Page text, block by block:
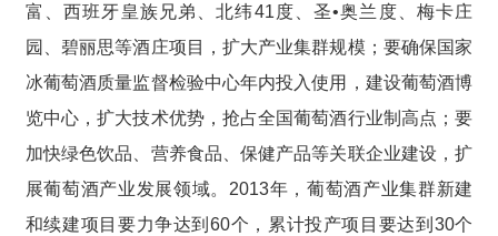
富、西班牙皇族兄弟、北纬41度、圣•奥兰度、梅卡庄
园、碧丽思等酒庄项目，扩大产业集群规模；要确保国家
冰葡萄酒质量监督检验中心年内投入使用，建设葡萄酒博
览中心，扩大技术优势，抢占全国葡萄酒行业制高点；要
加快绿色饮品、营养食品、保健产品等关联企业建设，扩
展葡萄酒产业发展领域。2013年，葡萄酒产业集群新建
和续建项目要力争达到60个，累计投产项目要达到30个